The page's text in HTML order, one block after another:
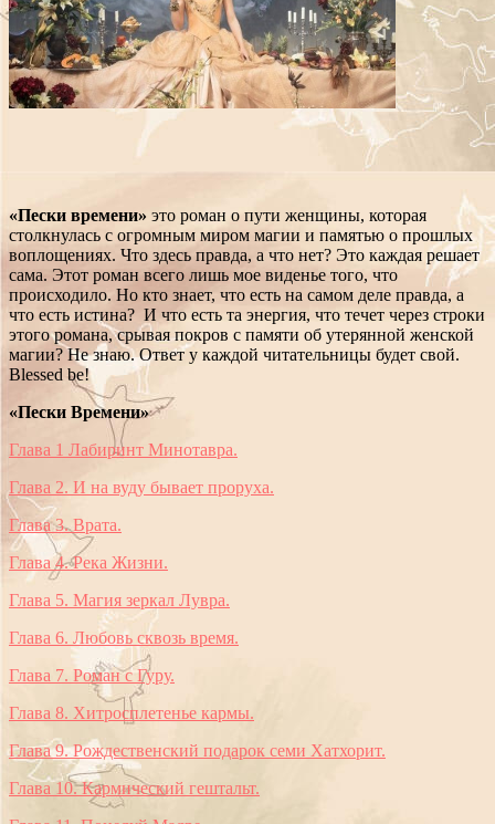
«Пески времени» это роман о пути женщины, которая
столкнулась с огромным миром магии и памятью о прошлых
воплощениях. Что здесь правда, а что нет? Это каждая решает
сама. Этот роман всего лишь мое виденье того, что
происходило. Но кто знает, что есть на самом деле правда, а
что есть истина? И что есть та энергия, что течет через строки
этого романа, срывая покров с памяти об утерянной женской
магии? Не знаю. Ответ у каждой читательницы будет свой.
Blessed be!
«Пески Времени»
Глава 1 Лабиринт Минотавра.
Глава 2. И на вуду бывает проруха.
Глава 3. Врата.
Глава 4. Река Жизни.
Глава 5. Магия зеркал Лувра.
Глава 6. Любовь сквозь время.
Глава 7. Роман с Гуру.
Глава 8. Хитросплетенье кармы.
Глава 9. Рождественский подарок семи Хатхорит.
Глава 10. Кармический гештальт.